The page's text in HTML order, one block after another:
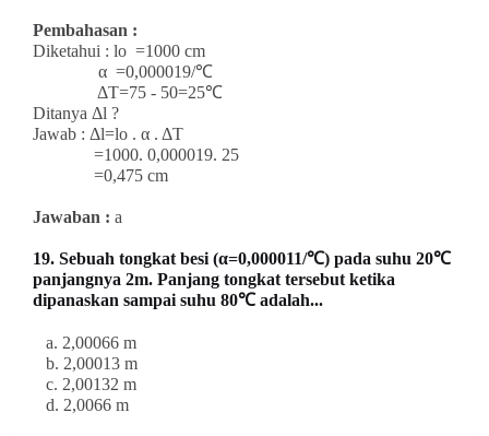
Pembahasan :
Diketahui : lo =1000 cm
α =0,000019/℃
ΔT=75 - 50=25℃
Ditanya Δl ?
Jawab : Δl=lo . α . ΔT
=1000. 0,000019. 25
=0,475 cm
Jawaban : a
19. Sebuah tongkat besi (α=0,000011/℃) pada suhu 20℃
panjangnya 2m. Panjang tongkat tersebut ketika
dipanaskan sampai suhu 80℃ adalah...
a. 2,00066 m
b. 2,00013 m
c. 2,00132 m
d. 2,0066 m